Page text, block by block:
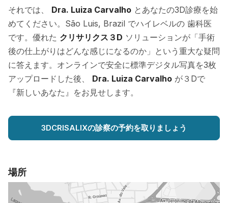
それでは、 Dra. Luiza Carvalho とあなたの3D診療を始
めてください。São Luis, Brazil でハイレベルの 歯科医
です。優れた クリサリクス３D ソリューションが「手術
後の仕上がりはどんな感じになるのか」という重大な疑問
に答えます。オンラインで安全に標準デジタル写真を3枚
アップロードした後、 Dra. Luiza Carvalho が３Dで
『新しいあなた』をお見せします。
3DCRISALIXの診察の予約を取りましょう
場所